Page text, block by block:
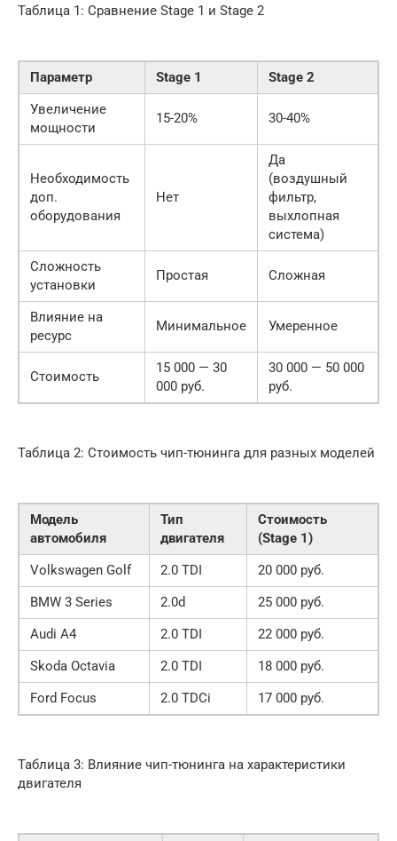
Таблица 1: Сравнение Stage 1 и Stage 2
Параметр Stage 1
Stage 2
Увеличение
мощности
15-20% 30-40%
Необходимость
доп.
оборудования
Нет
Да
(воздушный
фильтр,
выхлопная
система)
Сложность
установки
Простая Сложная
Влияние на
ресурс
Минимальное Умеренное
Стоимость
15 000 — 30
000 руб.
30 000 — 50 000
руб.
Таблица 2: Стоимость чип-тюнинга для разных моделей
Модель
автомобиля
Тип
двигателя
Стоимость
(Stage 1)
Volkswagen Golf
2.0 TDI
20 000 руб.
BMW 3 Series
2.0d
25 000 руб.
Audi A4
2.0 TDI
22 000 руб.
Skoda Octavia
2.0 TDI
18 000 руб.
Ford Focus
2.0 TDCi 17 000 руб.
Таблица 3: Влияние чип-тюнинга на характеристики
двигателя